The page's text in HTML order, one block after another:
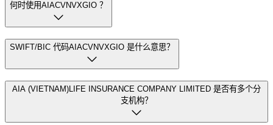
何时使用AIACVNVXGIO ？
SWIFT/BIC 代码AIACVNVXGIO 是什么意思？
AIA (VIETNAM)LIFE INSURANCE COMPANY LIMITED 是否有多个分
支机构？